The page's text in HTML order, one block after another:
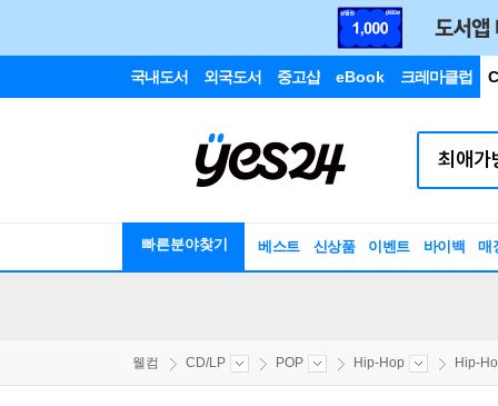
국내도서 외국도서 중고샵 eBook 크레마클럽
빠른분야찾기 베스트 신상품 이벤트 바이백 매
웰컴 CD/LP POP Hip-Hop Hip-